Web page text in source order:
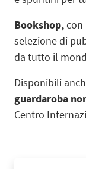
Bookshop,con
selezione di
da tutto il
Disponibili
guardaroba
Centro